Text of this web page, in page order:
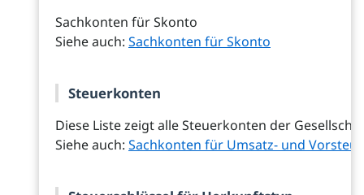
Sachkonten für Skonto
Siehe auch: Sachkonten für Skonto
Steuerkonten
Diese Liste zeigt alle Steuerkonten der
Siehe auch: Sachkonten für Umsatz- und